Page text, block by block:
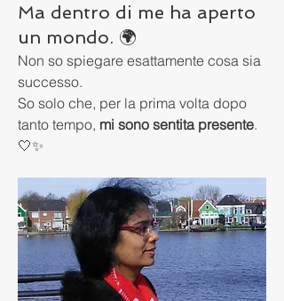
Ma dentro di me ha aperto
un mondo. 🌍
Non so spiegare esattamente cosa sia
successo.
So solo che, per la prima volta dopo
tanto tempo, mi sono sentita presente.
🤍✨